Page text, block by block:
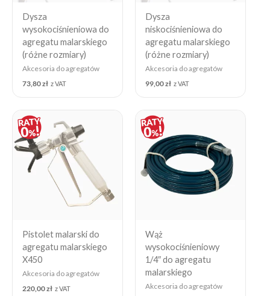
Dysza
wysokociśnieniowa do
agregatu malarskiego
(różne rozmiary)
Akcesoria do agregatów
73,80zł z VAT
Dysza
niskociśnieniowa do
agregatu malarskiego
(różne rozmiary)
Akcesoria do agregatów
99,00zł z VAT
Pistolet malarski do
agregatu malarskiego
X450
Akcesoria do agregatów
220,00zł z VAT
Wąż
wysokociśnieniowy
1/4″ do agregatu
malarskiego
Akcesoria do agregatów
through
246,00 zł